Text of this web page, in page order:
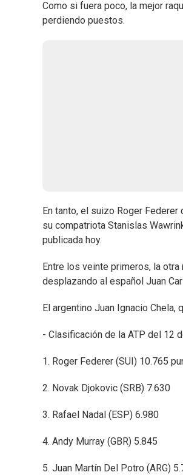
Como si fuera poco, la mejor
perdiendo puestos.
En tanto, el suizo Roger
su compatriota Stanislas
publicada hoy.
Entre los veinte primeros, la
desplazando al español Juan
El argentino Juan Ignacio
- Clasificación de la ATP del 12
1. Roger Federer (SUI) 10.765
2. Novak Djokovic (SRB) 7.630
3. Rafael Nadal (ESP) 6.980
4. Andy Murray (GBR) 5.845
5. Juan Martín Del Potro (ARG)